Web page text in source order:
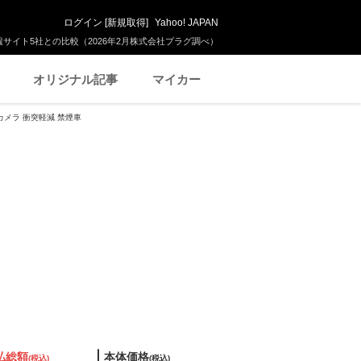
イト5社との比較（2026年2月株式会社プラグ調べ）
ログイン [新規取得] Yahoo! JAPAN
オリジナル記事 マイカー
メラ 衝突軽減 禁煙車
総額(税込) 本体価格(税込)